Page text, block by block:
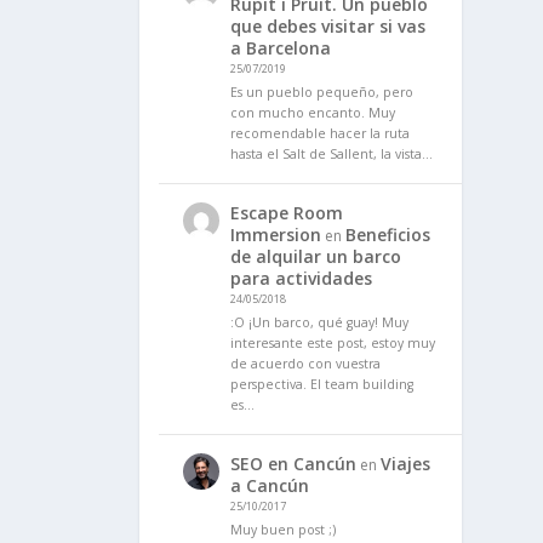
Rupit i Pruit. Un pueblo
que debes visitar si vas
a Barcelona
25/07/2019
Es un pueblo pequeño, pero
con mucho encanto. Muy
recomendable hacer la ruta
hasta el Salt de Sallent, la vista…
Escape Room
Immersion en Beneficios
de alquilar un barco
para actividades
24/05/2018
:O ¡Un barco, qué guay! Muy
interesante este post, estoy muy
de acuerdo con vuestra
perspectiva. El team building
es…
SEO en Cancún en Viajes
a Cancún
25/10/2017
Muy buen post ;)